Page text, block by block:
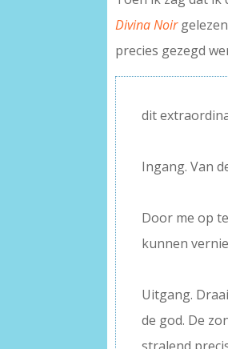
Divina Noir
precies gezegd
dit
Ingang. Van
Door me op
kunnen
Uitgang.
de god. De